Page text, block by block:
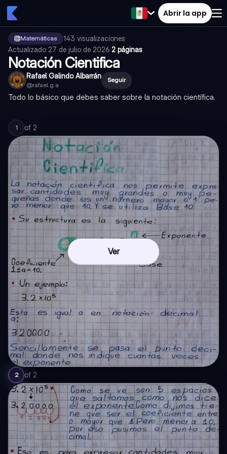
Abrir la app
Matemáticas 143 visualizaciones·
Actualizado 27 de julio de 2026·2 páginas
Notación Cientifica
Rafael Galindo Albarrán
@rafael.g.a
Seguir
Todo lo básico que debes saber sobre la notación científica.
1 of 2
Ver
2 of 2